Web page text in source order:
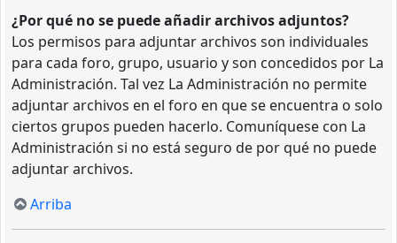
¿Por qué no se puede añadir archivos adjuntos?
Los permisos para adjuntar archivos son individuales
para cada foro, grupo, usuario y son concedidos por La
Administración. Tal vez La Administración no permite
adjuntar archivos en el foro en que se encuentra o solo
ciertos grupos pueden hacerlo. Comuníquese con La
Administración si no está seguro de por qué no puede
adjuntar archivos.
Arriba